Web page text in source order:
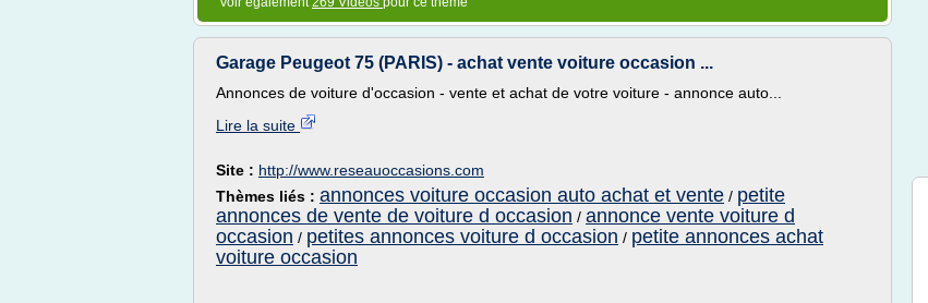
Garage Peugeot 75 (PARIS) - achat vente voiture occasion ...
Annonces de voiture d'occasion - vente et achat de votre voiture - annonce auto...
Lire la suite
Site : http://www.reseauoccasions.com
Thèmes liés : annonces voiture occasion auto achat et vente / petite
annonces de vente de voiture d occasion / annonce vente voiture d
occasion / petites annonces voiture d occasion / petite annonces achat
voiture occasion